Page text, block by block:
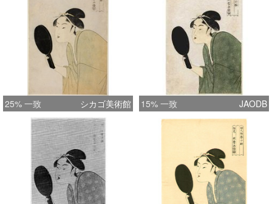
25% 一致 シカゴ美術館 15% 一致 JAODB